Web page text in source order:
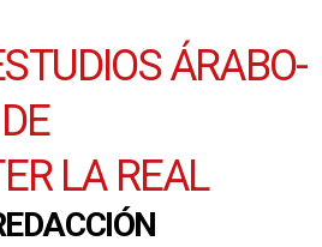
ÁRABO-
LA REAL